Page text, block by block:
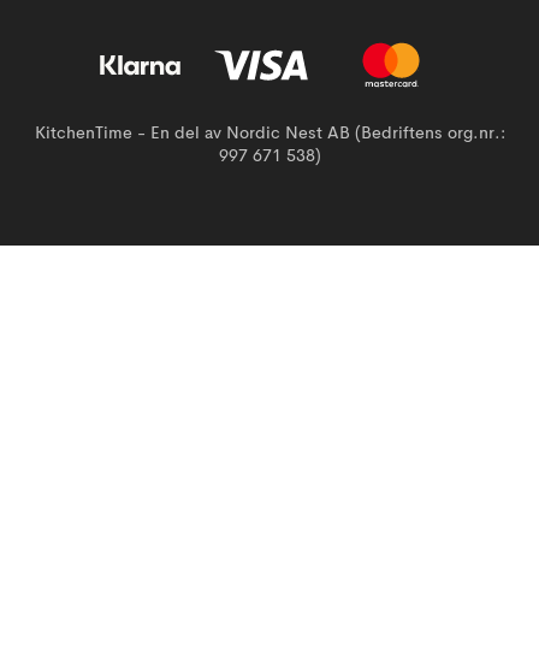
KitchenTime - En del av Nordic Nest AB (Bedriftens org.nr.:
997 671 538)